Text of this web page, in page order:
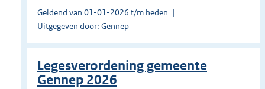
Geldend van 01-01-2026 t/m heden
Uitgegeven door: Gennep
Legesverordening gemeente
Gennep 2026